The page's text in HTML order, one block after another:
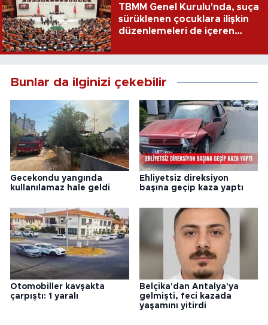
TBMM Genel Kurulu'nda, suça
sürüklenen çocuklara ilişkin
düzenlemeleri de içeren
edildi
Bunlar da ilginizi çekebilir
Gecekondu yangında
kullanılamaz hale geldi
Ehliyetsiz direksiyon
başına geçip kaza yaptı
Otomobiller kavşakta
çarpıştı: 1 yaralı
Belçika'dan Antalya'ya
gelmişti, feci kazada
yaşamını yitirdi